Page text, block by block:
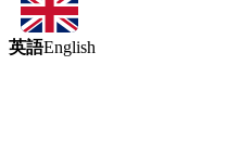
英語English